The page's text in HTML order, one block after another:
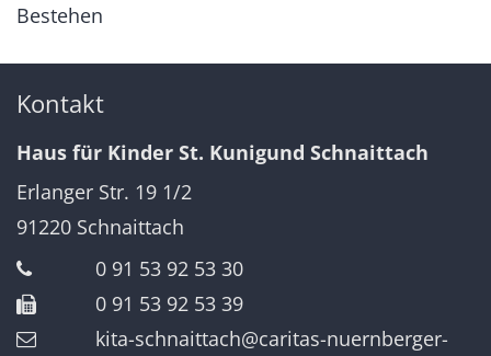
Bestehen
Kontakt
Haus für Kinder St. Kunigund Schnaittach
Erlanger Str. 19 1/2
91220 Schnaittach
0 91 53 92 53 30
0 91 53 92 53 39
kita-schnaittach@caritas-nuernberger-